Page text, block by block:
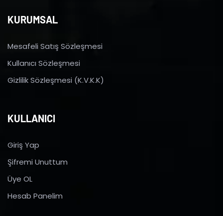
KURUMSAL
Mesafeli Satış Sözleşmesi
Kullanıcı Sözleşmesi
Gizlilik Sözleşmesi (K.V.K.K)
KULLANICI
Giriş Yap
Şifremi Unuttum
Üye OL
Hesab Panelim